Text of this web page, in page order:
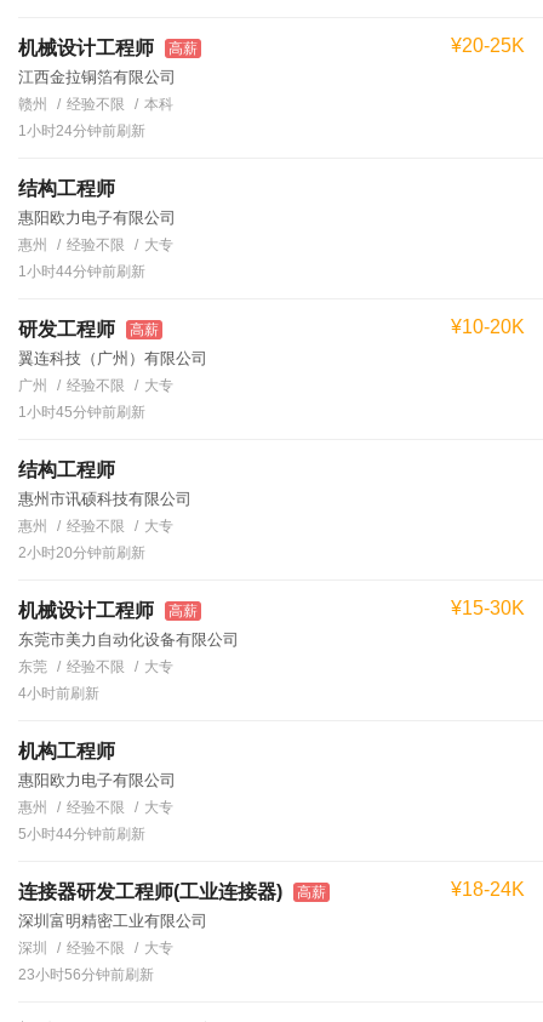
机械设计工程师 高薪
江西金拉铜箔有限公司
¥20-25K
赣州 经验不限
本科
1小时24分钟前刷新
结构工程师
惠阳欧力电子有限公司
惠州 经验不限
大专
1小时44分钟前刷新
研发工程师 高薪
翼连科技（广州）有限公司
¥10-20K
广州 经验不限
大专
1小时45分钟前刷新
结构工程师
惠州市讯硕科技有限公司
惠州 经验不限
大专
2小时20分钟前刷新
机械设计工程师 高薪
东莞市美力自动化设备有限公司
¥15-30K
东莞 经验不限
大专
4小时前刷新
机构工程师
惠阳欧力电子有限公司
惠州 经验不限
大专
5小时44分钟前刷新
连接器研发工程师(工业连接器) 高薪
深圳富明精密工业有限公司
¥18-24K
深圳 经验不限
大专
23小时56分钟前刷新